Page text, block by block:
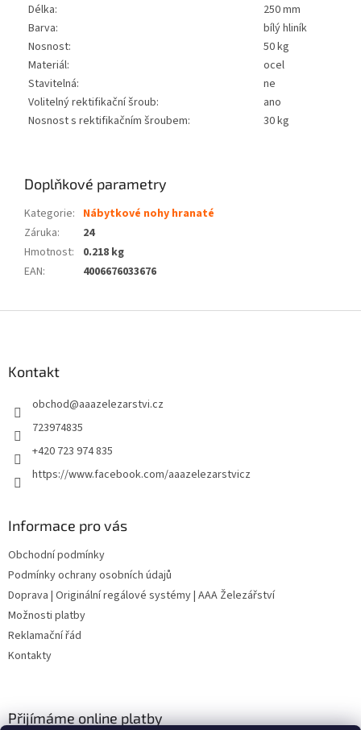
Délka:
250 mm
Barva:
bílý hliník
Nosnost:
50 kg
Materiál:
ocel
Stavitelná:
ne
Volitelný rektifikační šroub:
ano
Nosnost s rektifikačním šroubem:
30 kg
Doplňkové parametry
Kategorie: Nábytkové nohy hranaté
Záruka:
24
Hmotnost:
0.218 kg
EAN: 4006676033676
Kontakt
obchod@aaazelezarstvi.cz
723974835
+420 723 974 835
https://www.facebook.com/aaazelezarstvicz
Informace pro vás
Obchodní podmínky
Podmínky ochrany osobních údajů
Doprava | Originální regálové systémy | AAA Železářství
Možnosti platby
Reklamační řád
Kontakty
Přijímáme online platby